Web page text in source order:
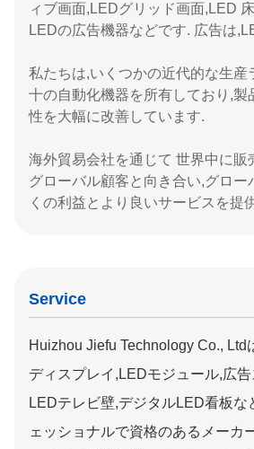
ィブ画面,LEDグリッド画面,LED
LEDの広告機器などです. 広告は
私たちは,いくつかの近代的な生産
十の自動化機器を所有しており,製
性を大幅に改善しています.
海外貿易会社を通じて 世界中に販
グローバル顧客と向き合い,グロー
くの利益とより良いサービスを提
Service
Huizhou Jiefu Technology Co., Ltd
ディスプレイ,LEDモジュール,広
LEDテレビ壁,デジタルLED看板な
ェッショナルで資格のあるメーカ